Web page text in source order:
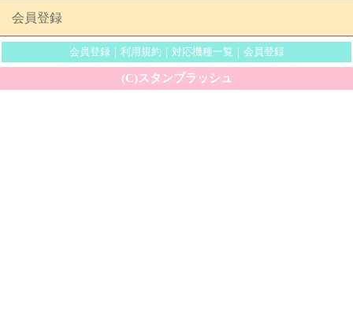
会員登録
会員登録｜ 利用規約 対応機種一覧 会員登録
(C)スタンプラッシュ